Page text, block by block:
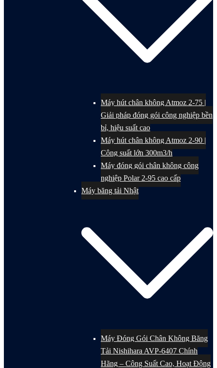
Máy hút chân không Atmoz 2-75 |
Giải pháp đóng gói công nghiệp bền
bỉ, hiệu suất cao
Máy hút chân không Atmoz 2-90 |
Công suất lớn 300m3/h
Máy đóng gói chân không công
nghiệp Polar 2-95 cao cấp
Máy băng tải Nhật
Máy Đóng Gói Chân Không Băng
Tải Nishihara AVP-6407 Chính
Hãng – Công Suất Cao, Hoạt Động